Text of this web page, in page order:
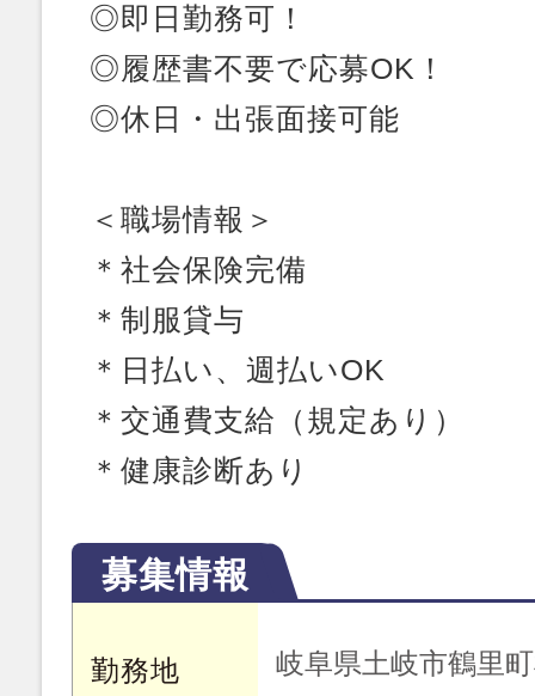
◎即日勤務可！
◎履歴書不要で応募OK！
◎休日・出張面接可能
＜職場情報＞
＊社会保険完備
＊制服貸与
＊日払い、週払いOK
＊交通費支給（規定あり）
＊健康診断あり
募集情報
勤務地 岐阜県土岐市鶴里